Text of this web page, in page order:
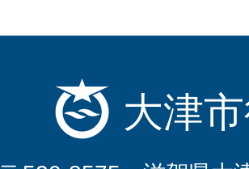
大津